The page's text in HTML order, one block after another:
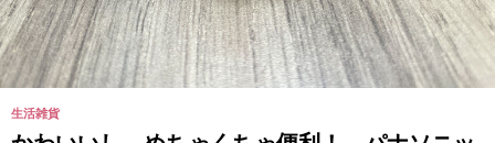
生活雑貨